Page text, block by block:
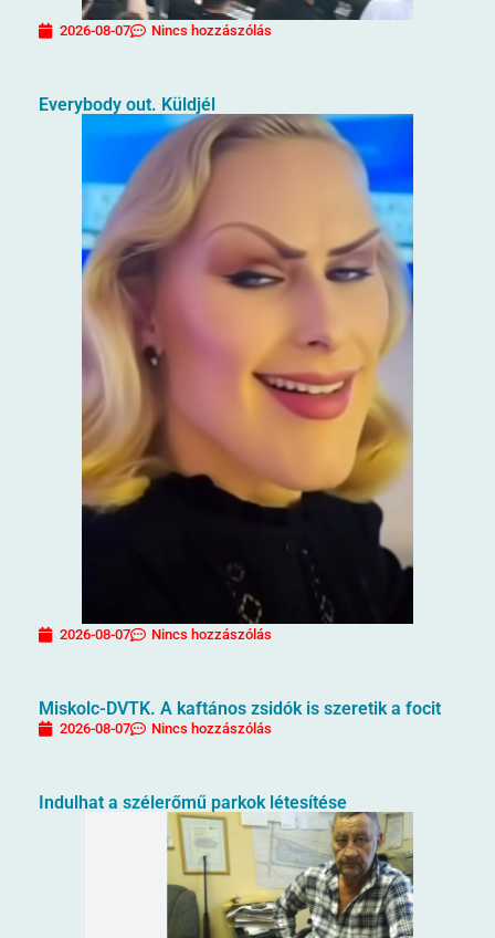
2026-08-07 Nincs hozzászólás
Everybody out. Küldjél
2026-08-07 Nincs hozzászólás
Miskolc-DVTK. A kaftános zsidók is szeretik a focit
2026-08-07 Nincs hozzászólás
Indulhat a szélerőmű parkok létesítése